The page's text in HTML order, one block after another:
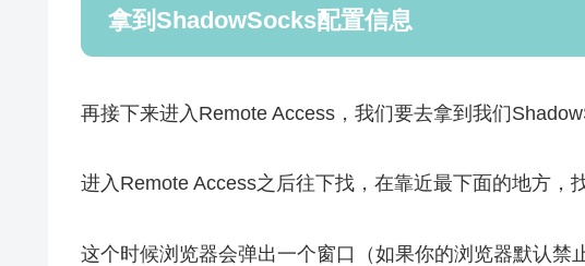
拿到ShadowSocks配置信息
再接下来进入Remote Access，我们要去拿到我们
进入Remote Access之后往下找，在靠近最下面的地方，
这个时候浏览器会弹出一个窗口（如果你的浏览器默认禁